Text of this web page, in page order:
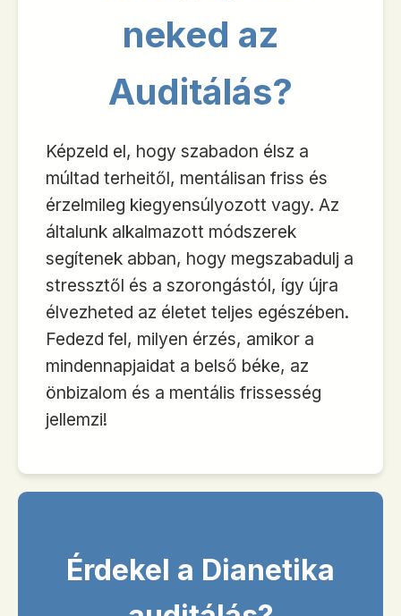
neked az
Auditálás?
Képzeld el, hogy szabadon élsz a
múltad terheitől, mentálisan friss és
érzelmileg kiegyensúlyozott vagy. Az
általunk alkalmazott módszerek
segítenek abban, hogy megszabadulj a
stressztől és a szorongástól, így újra
élvezheted az életet teljes egészében.
Fedezd fel, milyen érzés, amikor a
mindennapjaidat a belső béke, az
önbizalom és a mentális frissesség
jellemzi!
Érdekel a Dianetika